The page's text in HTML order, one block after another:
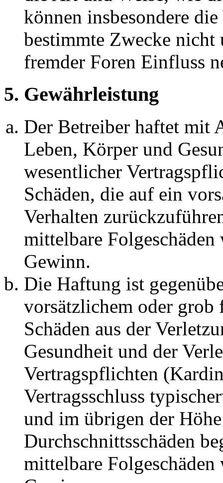
können insbesondere
bestimmte Zwecke nicht
fremder Foren Einfluss
5. Gewährleistung
Der Betreiber haftet mit
Leben, Körper und
wesentlicher
Schäden, die auf ein
Verhalten
mittelbare Folgeschäden
Gewinn.
Die Haftung ist
vorsätzlichem oder grob
Schäden aus der
Gesundheit und der
Vertragspflichten
Vertragsschluss
und im übrigen der
Durchschnittsschäden
mittelbare Folgeschäden